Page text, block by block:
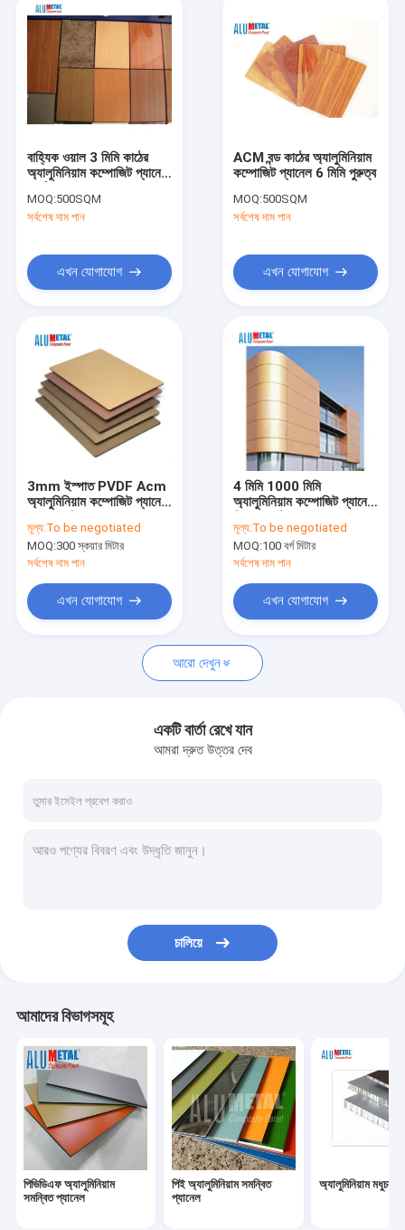
ভিডিও
আমাদের সম্পর্কে
মান নিয়ন্ত্রণ
যোগাযোগ করুন
খবর
পিই অ্যালুমিনিয়াম সমন্বিত প্যানেল
অ্যালুমিনিয়াম মধুচক্র প্যানেল
আঁকা অ্যালুমিনিয়াম শীট
অ্যালুমিনিয়াম ক্ল্যাডিং শীট
কাঠের অ্যালুমিনিয়াম সমন্বিত প্যানেল
মার্বেল অ্যালুমিনিয়াম যৌগিক প্যানেল
পাথর মধুচক্র প্যানেল
বাহ্যিক ওয়াল 3 মিমি কাঠের
অ্যালুমিনিয়াম কম্পোজিট প্যানেল
MOQ:500SQM
সর্বশেষ দাম পান
এখন যোগাযোগ
ACM বন্ড কাঠের অ্যালুমিনিয়াম
কম্পোজিট প্যানেল 6 মিমি পুরুত্ব
MOQ:500SQM
সর্বশেষ দাম পান
এখন যোগাযোগ
3mm ইস্পাত PVDF Acm
অ্যালুমিনিয়াম কম্পোজিট প্যানেল
মূল্য:To be negotiated
MOQ:300 স্কয়ার মিটার
সর্বশেষ দাম পান
এখন যোগাযোগ
4 মিমি 1000 মিমি
অ্যালুমিনিয়াম কম্পোজিট প্যানেল
0.55 মিমি
মূল্য:To be negotiated
MOQ:100 বর্গ মিটার
সর্বশেষ দাম পান
এখন যোগাযোগ
আরো দেখুন
একটি বার্তা রেখে যান
আমরা দ্রুত উত্তর দেব
চালিয়ে
আমাদের বিভাগসমূহ
পিভিডিএফ অ্যালুমিনিয়াম
সমন্বিত প্যানেল
পিই অ্যালুমিনিয়াম সমন্বিত
প্যানেল
অ্যালুমিনিয়াম মধুচক্র